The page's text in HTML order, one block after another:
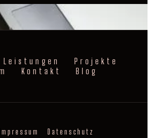
Leistungen
Projekte
Kontakt Blog
Impressum Datenschutz